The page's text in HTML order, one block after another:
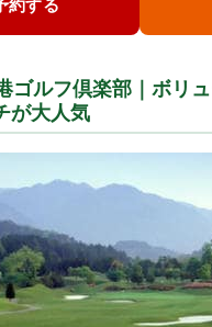
約する
ゴルフ倶楽部｜ボリ
が大人気